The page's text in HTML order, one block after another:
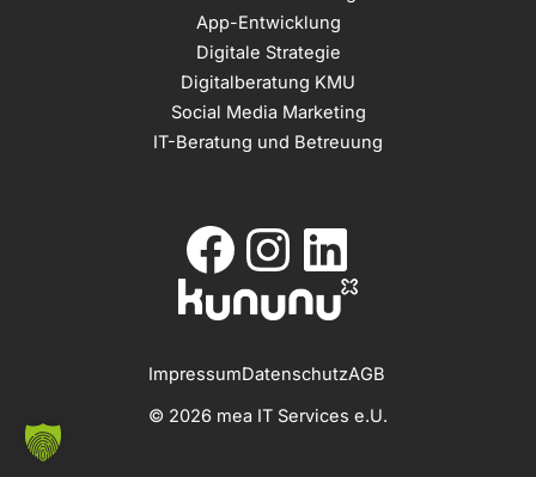
App-Entwicklung
Digitale Strategie
Digitalberatung KMU
Social Media Marketing
IT-Beratung und Betreuung
ImpressumDatenschutzAGB
© 2026 mea IT Services e.U.
Facebook
Instagram
LinkedIn